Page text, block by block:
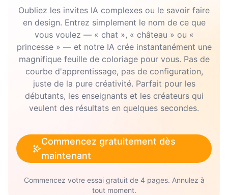
Oubliez les invites IA complexes ou le savoir faire
en design. Entrez simplement le nom de ce que
vous voulez — « chat », « château » ou «
princesse » — et notre IA crée instantanément une
magnifique feuille de coloriage pour vous. Pas de
courbe d'apprentissage, pas de configuration,
juste de la pure créativité. Parfait pour les
débutants, les enseignants et les créateurs qui
veulent des résultats en quelques secondes.
Commencez gratuitement dès
maintenant
Commencez votre essai gratuit de 4 pages. Annulez à
tout moment.